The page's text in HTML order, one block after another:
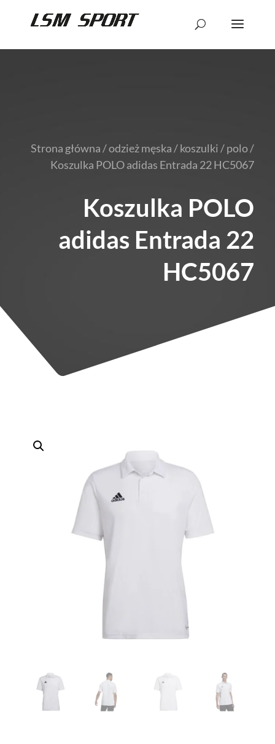
Strona główna/odzież męska/koszulki/polo/
Koszulka POLO adidas Entrada 22 HC5067
Koszulka POLO
adidas Entrada 22
HC5067